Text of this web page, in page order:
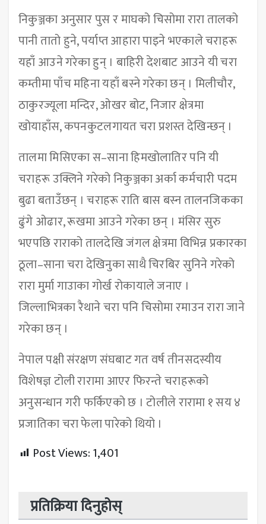
निकुञ्जका अनुसार पुस र माघको चिसोमा रारा तालको
पानी तातो हुने, पर्याप्त आहारा पाइने भएकाले चराहरू
यहाँ आउने गरेका हुन् । बाहिरी देशबाट आउने यी चरा
कम्तीमा पाँच महिना यहाँ बस्ने गरेका छन् । मिलीचौर,
ठाकुरज्यूला मन्दिर, ओखर बोट, निजार क्षेत्रमा
खोयाहाँस, कपनकुटलगायत चरा प्रशस्त देखिन्छन् ।
तालमा मिसिएका स–साना हिमखोलातिर पनि यी
चराहरू उक्लिने गरेको निकुञ्जका अर्का कर्मचारी पदम
बुढा बताउँछन् । चराहरू राति बास बस्न तालनजिकका
ढुंगे ओढार, रूखमा आउने गरेका छन् । मंसिर सुरु
भएपछि राराको तालदेखि जंगल क्षेत्रमा विभिन्न प्रकारका
ठूला–साना चरा देखिनुका साथै चिरबिर सुनिने गरेको
रारा मुर्मा गाउाका गोर्ख रोकायाले जनाए ।
जिल्लाभित्रका रैथाने चरा पनि चिसोमा रमाउन रारा जाने
गरेका छन् ।
नेपाल पक्षी संरक्षण संघबाट गत वर्ष तीनसदस्यीय
विशेषज्ञ टोली रारामा आएर फिरन्ते चराहरूको
अनुसन्धान गरी फर्किएको छ । टोलीले रारामा १ सय ४
प्रजातिका चरा फेला पारेको थियो ।
Post Views:1,401
प्रतिक्रिया दिनुहोस्